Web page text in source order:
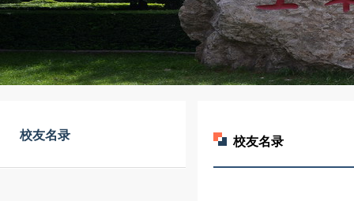
校友名录 校友名录